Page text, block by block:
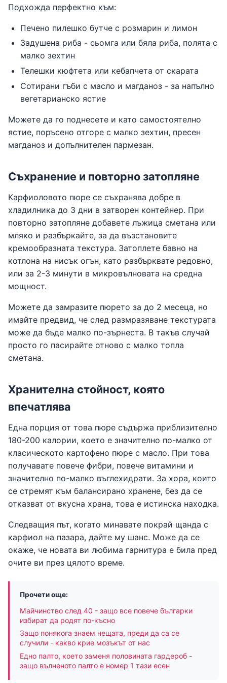
Подхожда перфектно към:
Печено пилешко бутче с розмарин и лимон
Задушена риба - сьомга или бяла риба, полята с
малко зехтин
Телешки кюфтета или кебапчета от скарата
Сотирани гъби с масло и магданоз - за напълно
вегетарианско ястие
Можете да го поднесете и като самостоятелно
ястие, поръсено отгоре с малко зехтин, пресен
магданоз и допълнителен пармезан.
Съхранение и повторно затопляне
Карфиоловото пюре се съхранява добре в
хладилника до 3 дни в затворен контейнер. При
повторно затопляне добавете лъжица сметана или
мляко и разбъркайте, за да възстановите
кремообразната текстура. Затоплете бавно на
котлона на нисък огън, като разбърквате редовно,
или за 2-3 минути в микровълновата на средна
мощност.
Можете да замразите пюрето за до 2 месеца, но
имайте предвид, че след размразяване текстурата
може да бъде малко по-зърнеста. В такъв случай
просто го пасирайте отново с малко топла
сметана.
Хранителна стойност, която
впечатлява
Една порция от това пюре съдържа приблизително
180-200 калории, което е значително по-малко от
класическото картофено пюре с масло. При това
получавате повече фибри, повече витамини и
значително по-малко въглехидрати. За хора, които
се стремят към балансирано хранене, без да се
отказват от вкусна храна, това е истинска находка.
Следващия път, когато минавате покрай щанда с
карфиол на пазара, дайте му шанс. Може да се
окаже, че новата ви любима гарнитура е била пред
очите ви през цялото време.
Прочети още:
Майчинство след 40 - защо все повече българки
избират да родят по-късно
Защо понякога знаем нещата, преди да са се
случили - какво крие мозъкът от нас
Едно палто, което заменя половината гардероб -
защо вълненото палто е номер 1 тази есен